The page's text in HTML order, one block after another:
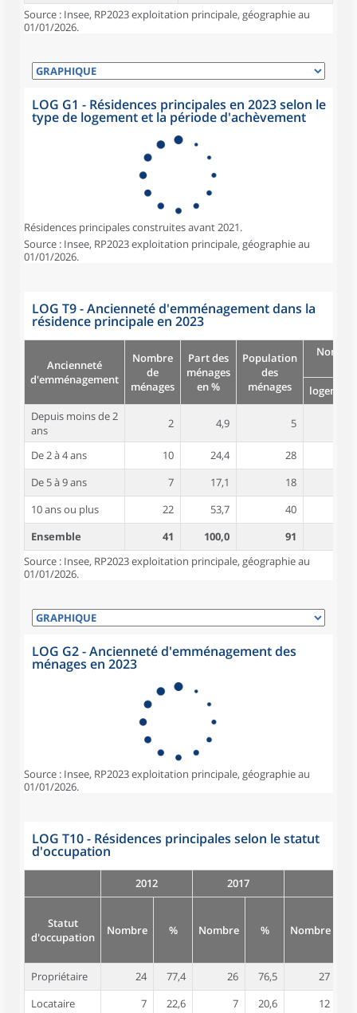
Source : Insee, RP2023 exploitation principale, géographie au
01/01/2026.
LOG G1 - Résidences principales en 2023 selon le
type de logement et la période d'achèvement
Résidences principales construites avant 2021.
Source : Insee, RP2023 exploitation principale, géographie au
01/01/2026.
LOG T9 - Ancienneté d'emménagement dans la
résidence principale en 2023
Ancienneté
d'emménagement
Nombre
de
ménages
Part des
ménages
en %
Population
des
ménages
logement
Depuis moins de 2
ans
2 4,9 5
De 2 à 4 ans 10 24,4 28
De 5 à 9 ans
7 17,1 18
10 ans ou plus
22 53,7 40
Ensemble
41 100,0 91
Source : Insee, RP2023 exploitation principale, géographie au
01/01/2026.
LOG G2 - Ancienneté d'emménagement des
ménages en 2023
Source : Insee, RP2023 exploitation principale, géographie au
01/01/2026.
LOG T10 - Résidences principales selon le statut
d'occupation
2012 2017
Statut
d'occupation
Nombre % Nombre % Nombre
Propriétaire 24 77,4 26 76,5 27
Locataire
7 22,6 7 20,6 12